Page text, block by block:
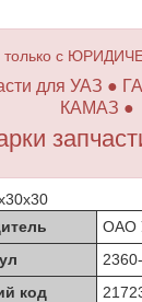
только с
для УАЗ ●
КАМАЗ ●
ОАО
код